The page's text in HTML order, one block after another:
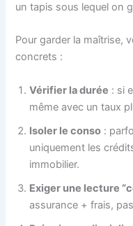
un tapis sous lequel on
Pour garder la maîtrise,
concrets :
Vérifier la durée : si
même avec un taux
Isoler le conso :
uniquement les
immobilier.
Exiger une lecture
assurance + frais,